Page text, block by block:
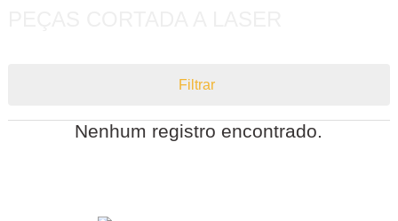
Filtrar
Nenhum registro encontrado.